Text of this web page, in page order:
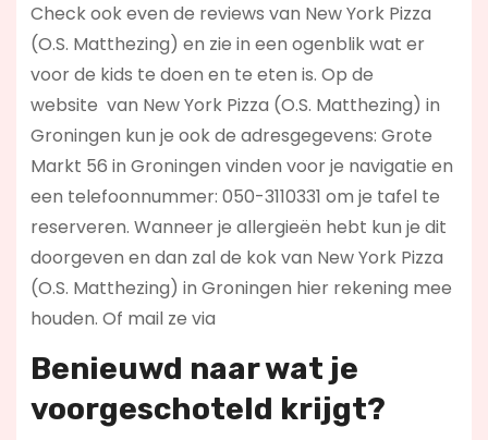
Check ook even de reviews van New York Pizza
(O.S. Matthezing) en zie in een ogenblik wat er
voor de kids te doen en te eten is. Op de
website van New York Pizza (O.S. Matthezing) in
Groningen kun je ook de adresgegevens: Grote
Markt 56 in Groningen vinden voor je navigatie en
een telefoonnummer: 050-3110331 om je tafel te
reserveren. Wanneer je allergieën hebt kun je dit
doorgeven en dan zal de kok van New York Pizza
(O.S. Matthezing) in Groningen hier rekening mee
houden. Of mail ze via
Benieuwd naar wat je
voorgeschoteld krijgt?